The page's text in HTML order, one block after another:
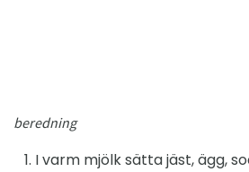
beredning
I varm mjölk sätta jäst, ägg,